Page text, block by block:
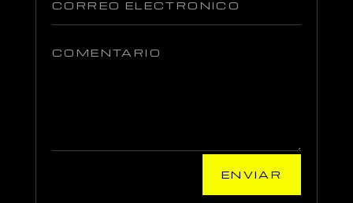
ENVIAR